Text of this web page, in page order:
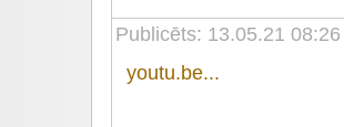
Publicēts: 13.05.21 08:26
youtu.be...